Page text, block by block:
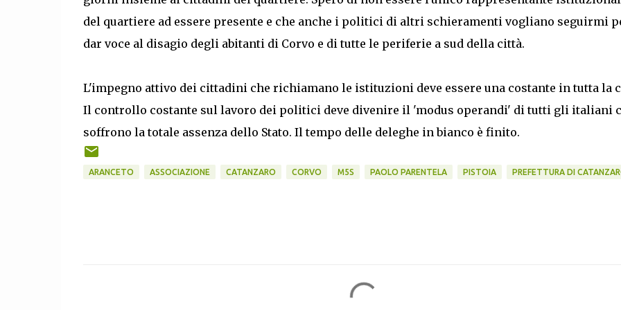
del quartiere ad essere presente e che anche i politici di altri schieramenti vogliano seguirmi
dar voce al disagio degli abitanti di Corvo e di tutte le periferie a sud della città.
L'impegno attivo dei cittadini che richiamano le istituzioni deve essere una costante in tutta la
Il controllo costante sul lavoro dei politici deve divenire il 'modus operandi' di tutti gli italiani
soffrono la totale assenza dello Stato. Il tempo delle deleghe in bianco è finito.
ARANCETO ASSOCIAZIONE CATANZARO CORVO M5S PAOLO PARENTELA PISTOIA PREFETTURA DI